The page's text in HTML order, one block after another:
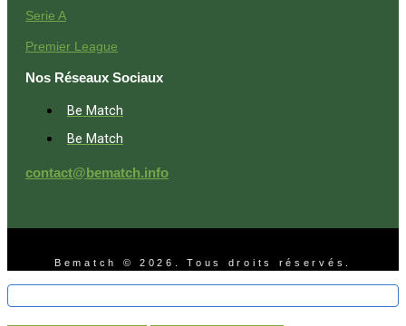
Serie A
Premier League
Nos Réseaux Sociaux
Be Match
Be Match
contact@bematch.info
Bematch © 2026. Tous droits réservés.